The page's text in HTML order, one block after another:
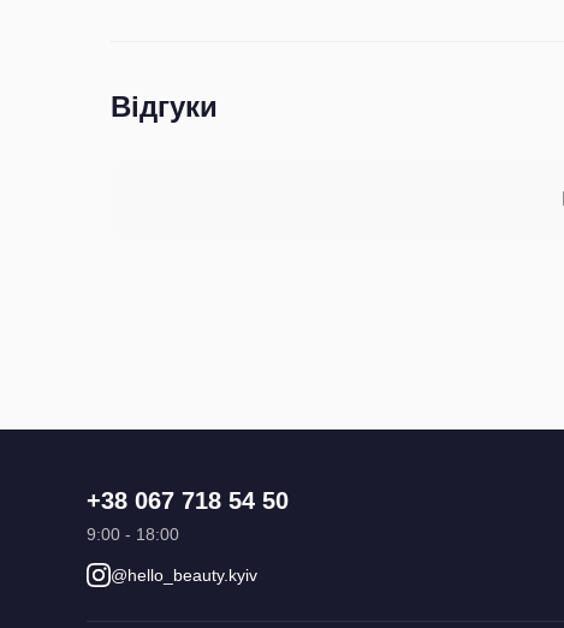
Відгуки
+38 067 718 54 50
9:00 - 18:00
@hello_beauty.kyiv